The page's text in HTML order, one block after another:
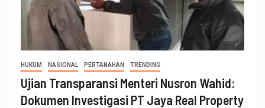
HUKUM NASIONAL PERTANAHAN TRENDING
Ujian Transparansi Menteri Nusron Wahid:
Dokumen Investigasi PT Jaya Real Property